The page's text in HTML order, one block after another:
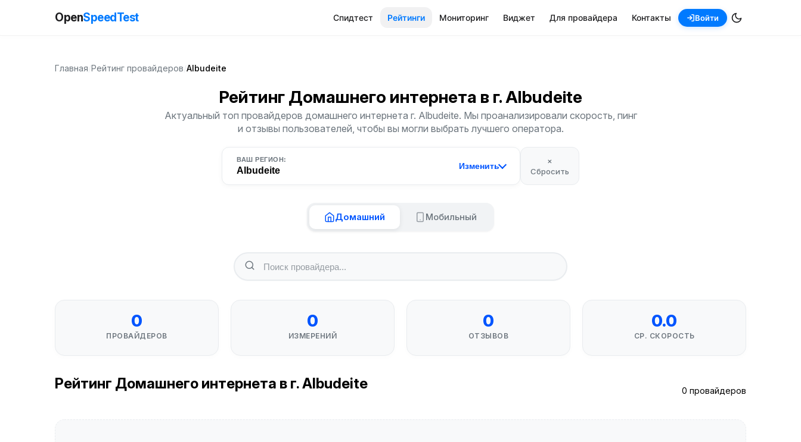
OpenSpeedTest Спидтест Рейтинги Мониторинг Виджет Для провайдера Контакты Войти
Главная Рейтинг провайдеров Albudeite
Рейтинг Домашнего интернета в г. Albudeite
Актуальный топ провайдеров домашнего интернета г. Albudeite. Мы проанализировали скорость, пинг
и отзывы пользователей, чтобы вы могли выбрать лучшего оператора.
ВАШ РЕГИОН:
Albudeite Изменить
×
Сбросить
Домашний Мобильный
0
ПРОВАЙДЕРОВ
0
ИЗМЕРЕНИЙ
0
ОТЗЫВОВ
0.0
СР. СКОРОСТЬ
Рейтинг Домашнего интернета в г. Albudeite 0 провайдеров